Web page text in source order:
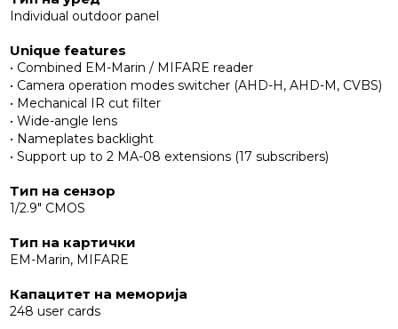
Individual outdoor panel
Unique features
• Combined EM-Marin / MIFARE reader
• Camera operation modes switcher (AHD-H, AHD-M, CVBS)
• Mechanical IR cut filter
• Wide-angle lens
• Nameplates backlight
• Support up to 2 MA-08 extensions (17 subscribers)
Тип на сензор
1/2.9" CMOS
Тип на картички
EM-Marin, MIFARE
Капацитет на меморија
248 user cards